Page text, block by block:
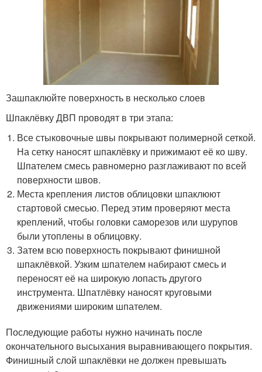
Зашпаклюйте поверхность в несколько слоев
Шпаклёвку ДВП проводят в три этапа:
Все стыковочные швы покрывают полимерной сеткой.
На сетку наносят шпаклёвку и прижимают её ко шву.
Шпателем смесь равномерно разглаживают по всей
поверхности швов.
Места крепления листов облицовки шпаклюют
стартовой смесью. Перед этим проверяют места
креплений, чтобы головки саморезов или шурупов
были утоплены в облицовку.
Затем всю поверхность покрывают финишной
шпаклёвкой. Узким шпателем набирают смесь и
переносят её на широкую лопасть другого
инструмента. Шпатлёвку наносят круговыми
движениями широким шпателем.
Последующие работы нужно начинать после
окончательного высыхания выравнивающего покрытия.
Финишный слой шпаклёвки не должен превышать